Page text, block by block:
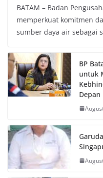
BATAM – Badan
memperkuat komitmen
sumber daya air sebagai
BP
untuk
Depan